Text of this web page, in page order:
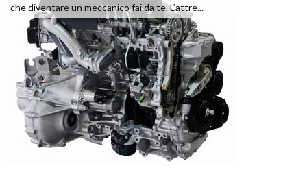
che diventare un meccanico fai da te. L’attre...